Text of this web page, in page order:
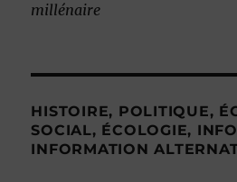
millénaire
HISTOIRE, POLITIQUE,
SOCIAL, ÉCOLOGIE,
INFORMATION